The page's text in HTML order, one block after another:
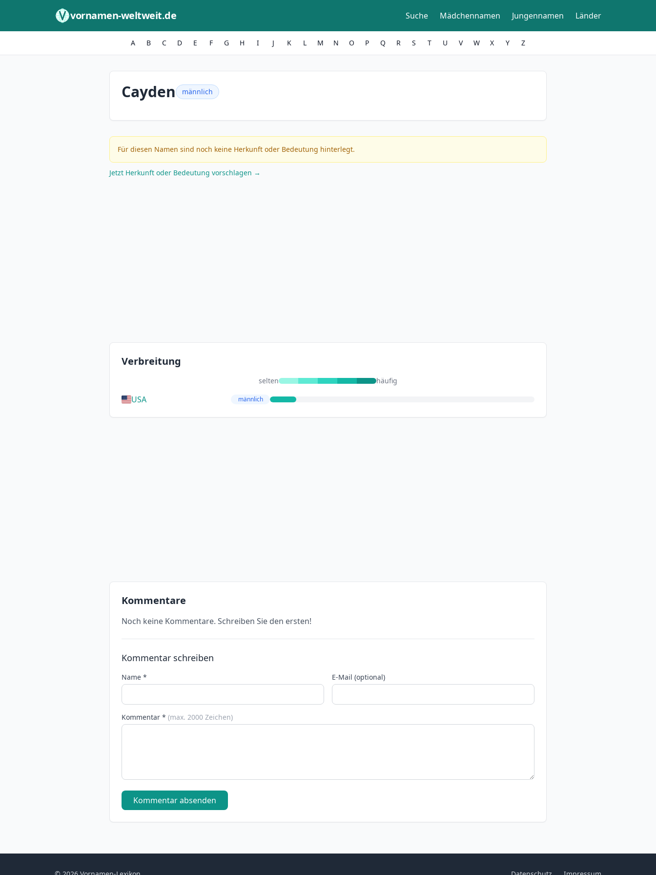
vornamen-weltweit.de Suche Mädchennamen Jungennamen Länder
A B C D E F G H I J K L M N O P Q R S T U V W X Y Z
Cayden männlich
Für diesen Namen sind noch keine Herkunft oder Bedeutung hinterlegt.
Jetzt Herkunft oder Bedeutung vorschlagen →
Verbreitung
selten häufig
USA männlich
Kommentare
Noch keine Kommentare. Schreiben Sie den ersten!
Kommentar schreiben
Name * E-Mail (optional)
Kommentar * (max. 2000 Zeichen)
Kommentar absenden